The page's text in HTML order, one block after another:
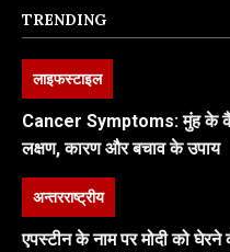
TRENDING
लाइफस्टाइल
Cancer Symptoms: मुंह के
लक्षण, कारण और बचाव के उपाय
अन्तरराष्ट्रीय
एपस्टीन के नाम पर मोदी को